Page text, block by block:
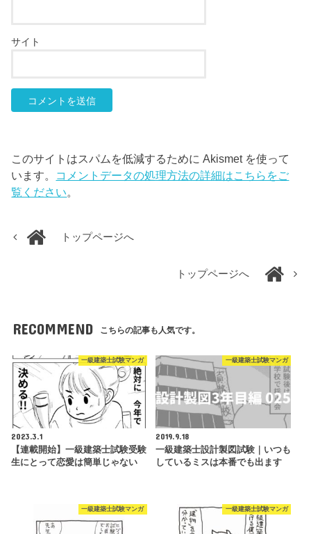
サイト
このサイトはスパムを低減するために Akismet を使って
います。 コメントデータの処理方法の詳細はこちらをご
覧ください。
トップページへ
トップページへ
RECOMMEND こちらの記事も人気です。
一級建築士試験マンガ
2023.3.1
【連載開始】一級建築士試験受験
生にとって恋愛は簡単じゃない
一級建築士試験マンガ
2019.9.18
一級建築士設計製図試験｜いつも
しているミスは本番でも出ます
一級建築士試験マンガ 一級建築士試験マンガ